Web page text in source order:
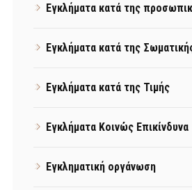
Εγκλήματα κατά της
Εγκλήματα κατά της
Εγκλήματα κατά της Τιμής
Εγκλήματα Κοινώς Επικίνδυνα
Εγκληματική οργάνωση